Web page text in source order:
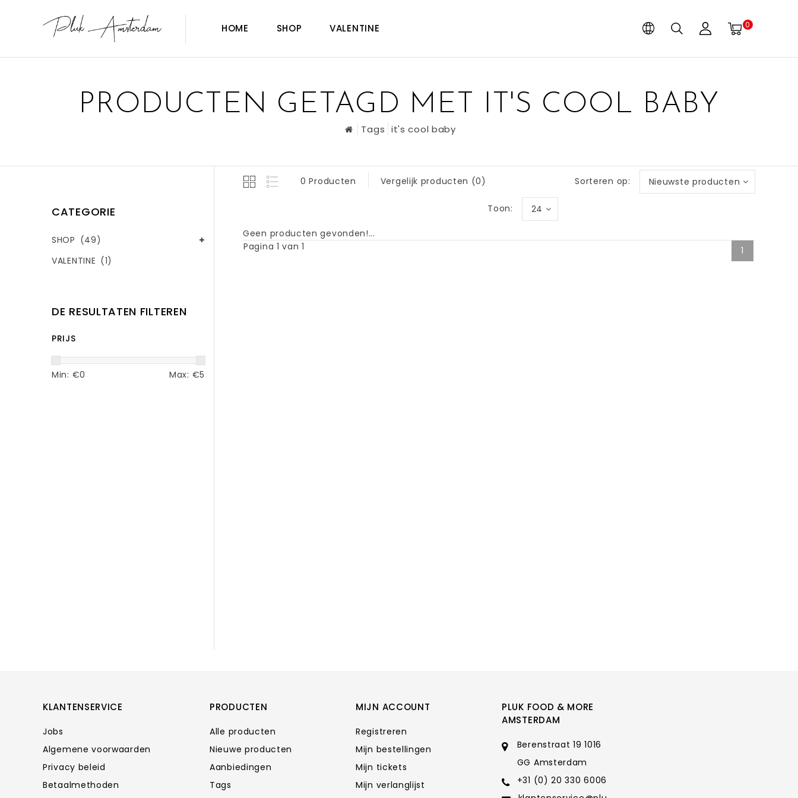
HOME SHOP VALENTINE 0
PRODUCTEN GETAGD MET IT'S COOL BABY
Tags it's cool baby
CATEGORIE
SHOP (49)
VALENTINE (1)
DE RESULTATEN FILTEREN
PRIJS
Min: €0 Max: €5
0 Producten Vergelijk producten (0) Sorteren op: Nieuwste producten
Toon: 24
Geen producten gevonden!...
Pagina 1 van 1
1
KLANTENSERVICE
Jobs
Algemene voorwaarden
Privacy beleid
Betaalmethoden
PRODUCTEN
Alle producten
Nieuwe producten
Aanbiedingen
Tags
MIJN ACCOUNT
Registreren
Mijn bestellingen
Mijn tickets
Mijn verlanglijst
PLUK FOOD & MORE
AMSTERDAM
Berenstraat 19 1016
GG Amsterdam
+31 (0) 20 330 6006